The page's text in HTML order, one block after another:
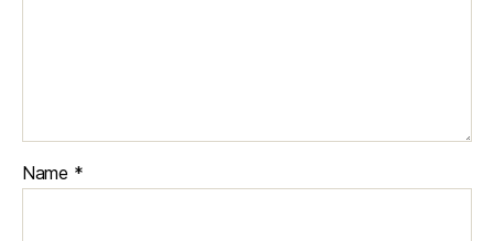
Name *